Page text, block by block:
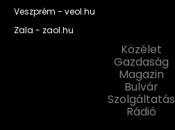
Veszprém - veol.hu
Zala - zaol.hu
Közélet
Gazdaság
Magazin
Bulvár
Szolgáltatás
Rádió